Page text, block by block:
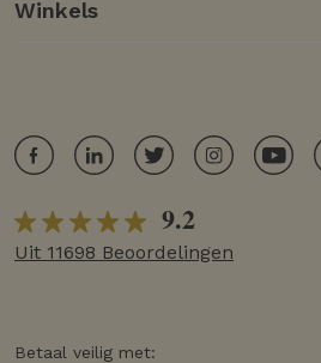
Winkels
9.2
Uit 11698 Beoordelingen
Betaal veilig met: